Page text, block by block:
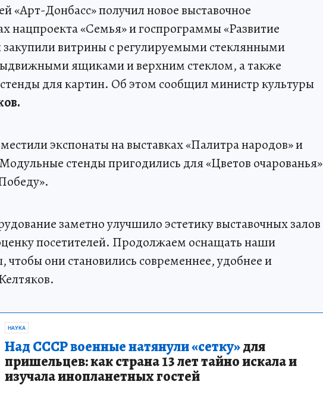
«Арт-Донбасс» получил новое выставочное
нацпроекта «Семья» и госпрограммы «Развитие
витрины с регулируемыми стеклянными
ящиками и верхним стеклом, а также
для картин. Об этом сообщил министр культуры
экспонаты на выставках «Палитра народов» и
стенды пригодились для «Цветов очарованья»
заметно улучшило эстетику выставочных залов
посетителей. Продолжаем оснащать наши
чтобы они становились современнее, удобнее и
НАУКА
Над СССР военные натянули «сетку»для
пришельцев: как страна 13 лет тайно искала и
изучала инопланетных гостей